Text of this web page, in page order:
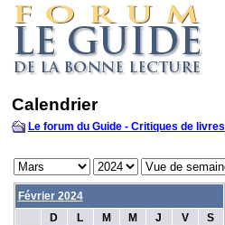
Calendrier
Le forum du Guide - Critiques de livres
Février 2024
D
L M M J V S